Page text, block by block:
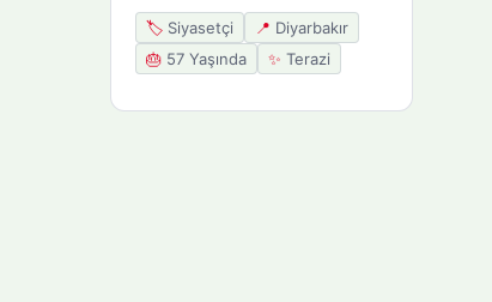
🏷️ Siyasetçi 📍 Diyarbakır
🎂 57 Yaşında ✨ Terazi